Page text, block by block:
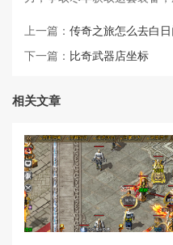
上一篇： 传奇之旅怎么去白
下一篇： 比奇武器店坐标
相关文章